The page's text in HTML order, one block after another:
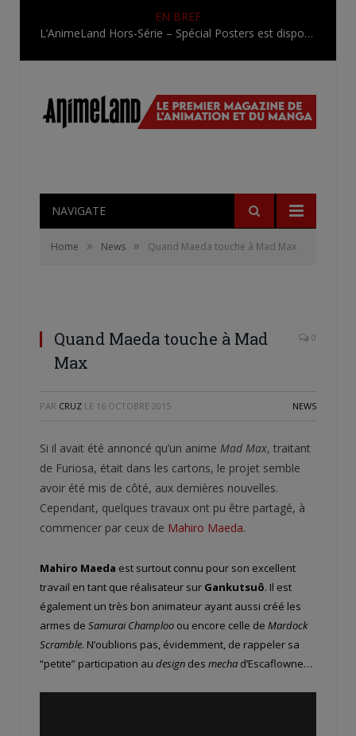
EN BREF
L’AnimeLand Hors-Série – Spécial Posters est disponible !
NAVIGATE
Home » News » Quand Maeda touche à Mad Max
Quand Maeda touche à Mad
Max
0
PAR CRUZ LE 16 OCTOBRE 2015 NEWS
Si il avait été annoncé qu’un anime Mad Max, traitant
de Furiosa, était dans les cartons, le projet semble
avoir été mis de côté, aux dernières nouvelles.
Cependant, quelques travaux ont pu être partagé, à
commencer par ceux de Mahiro Maeda.
Mahiro Maeda est surtout connu pour son excellent
travail en tant que réalisateur sur Gankutsuô. Il est
également un très bon animateur ayant aussi créé les
armes de Samurai Champloo ou encore celle de Mardock
Scramble. N’oublions pas, évidemment, de rappeler sa
“petite” participation au design des mecha d’Escaflowne…